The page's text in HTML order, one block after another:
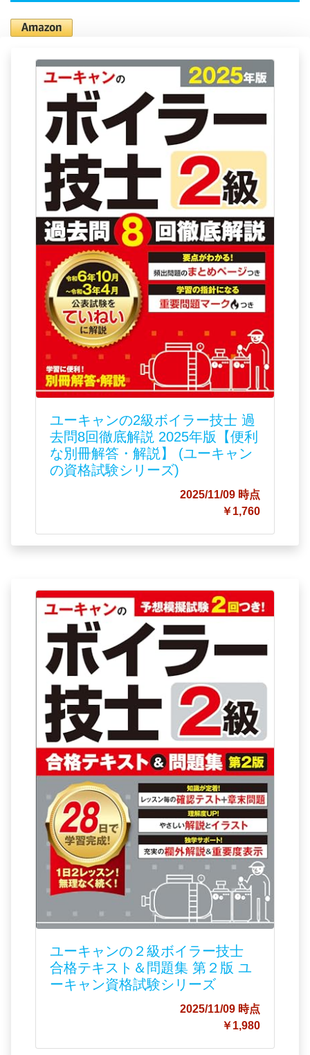
ユーキャンの2級ボイラー技士 過
去問8回徹底解説 2025年版【便利
な別冊解答・解説】 (ユーキャン
の資格試験シリーズ)
2025/11/09 時点
￥1,760
ユーキャンの２級ボイラー技士
合格テキスト＆問題集 第２版 ユ
ーキャン資格試験シリーズ
2025/11/09 時点
￥1,980